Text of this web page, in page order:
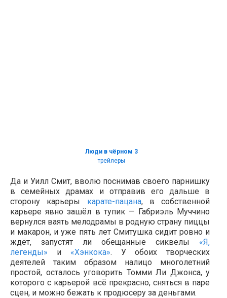
Люди в чёрном 3
трейлеры
Да и Уилл Смит, вволю поснимав своего парнишку
в семейных драмах и отправив его дальше в
сторону карьеры карате-пацана, в собственной
карьере явно зашёл в тупик — Габриэль Муччино
вернулся ваять мелодрамы в родную страну пиццы
и макарон, и уже пять лет Смитушка сидит ровно и
ждёт, запустят ли обещанные сиквелы «Я,
легенды» и «Хэнкока». У обоих творческих
деятелей таким образом налицо многолетний
простой, осталось уговорить Томми Ли Джонса, у
которого с карьерой всё прекрасно, сняться в паре
сцен, и можно бежать к продюсеру за деньгами.